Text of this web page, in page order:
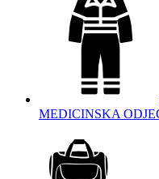
MEDICINSKA